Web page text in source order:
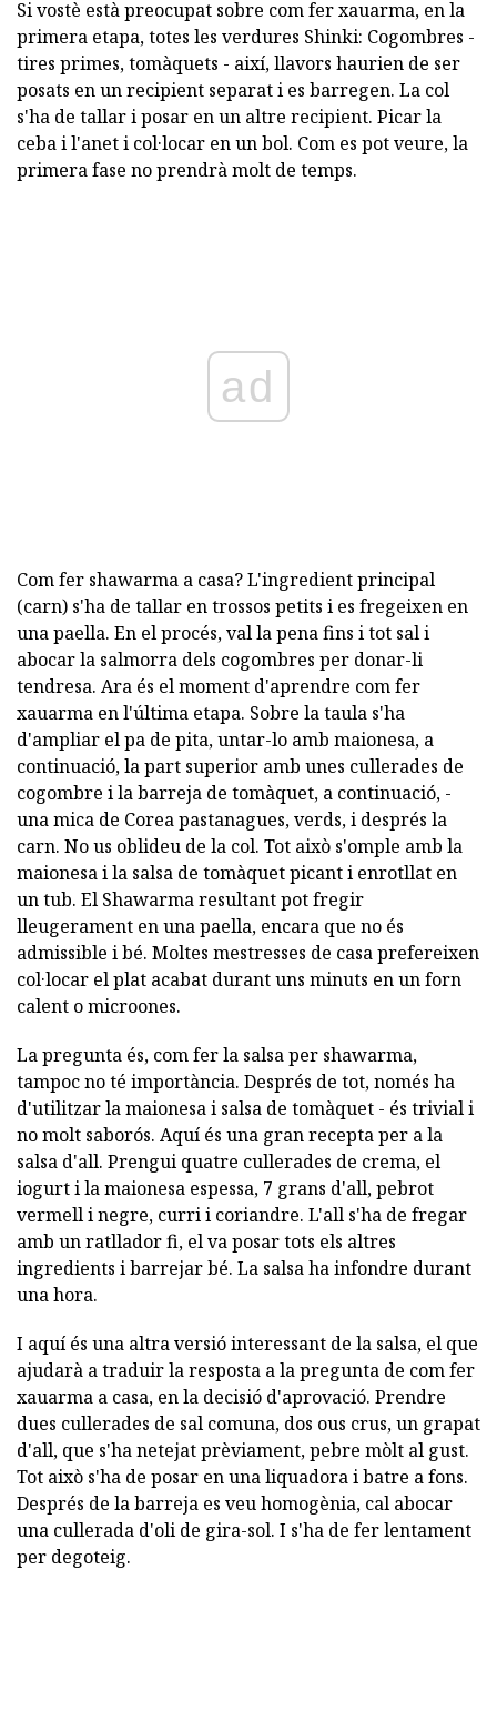
Si vostè està preocupat sobre com fer xauarma, en la
primera etapa, totes les verdures Shinki: Cogombres -
tires primes, tomàquets - així, llavors haurien de ser
posats en un recipient separat i es barregen. La col
s'ha de tallar i posar en un altre recipient. Picar la
ceba i l'anet i col·locar en un bol. Com es pot veure, la
primera fase no prendrà molt de temps.
ad
Com fer shawarma a casa? L'ingredient principal
(carn) s'ha de tallar en trossos petits i es fregeixen en
una paella. En el procés, val la pena fins i tot sal i
abocar la salmorra dels cogombres per donar-li
tendresa. Ara és el moment d'aprendre com fer
xauarma en l'última etapa. Sobre la taula s'ha
d'ampliar el pa de pita, untar-lo amb maionesa, a
continuació, la part superior amb unes cullerades de
cogombre i la barreja de tomàquet, a continuació, -
una mica de Corea pastanagues, verds, i després la
carn. No us oblideu de la col. Tot això s'omple amb la
maionesa i la salsa de tomàquet picant i enrotllat en
un tub. El Shawarma resultant pot fregir
lleugerament en una paella, encara que no és
admissible i bé. Moltes mestresses de casa prefereixen
col·locar el plat acabat durant uns minuts en un forn
calent o microones.
La pregunta és, com fer la salsa per shawarma,
tampoc no té importància. Després de tot, només ha
d'utilitzar la maionesa i salsa de tomàquet - és trivial i
no molt saborós. Aquí és una gran recepta per a la
salsa d'all. Prengui quatre cullerades de crema, el
iogurt i la maionesa espessa, 7 grans d'all, pebrot
vermell i negre, curri i coriandre. L'all s'ha de fregar
amb un ratllador fi, el va posar tots els altres
ingredients i barrejar bé. La salsa ha infondre durant
una hora.
I aquí és una altra versió interessant de la salsa, el que
ajudarà a traduir la resposta a la pregunta de com fer
xauarma a casa, en la decisió d'aprovació. Prendre
dues cullerades de sal comuna, dos ous crus, un grapat
d'all, que s'ha netejat prèviament, pebre mòlt al gust.
Tot això s'ha de posar en una liquadora i batre a fons.
Després de la barreja es veu homogènia, cal abocar
una cullerada d'oli de gira-sol. I s'ha de fer lentament
per degoteig.